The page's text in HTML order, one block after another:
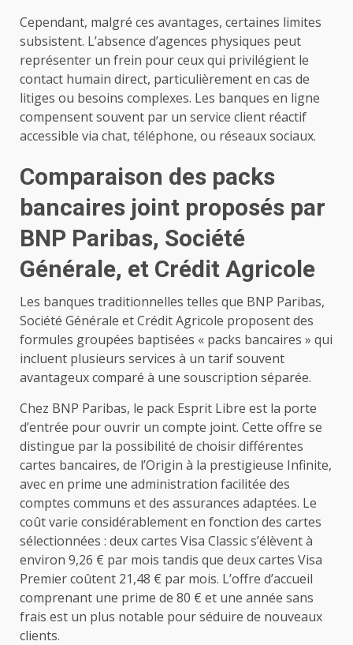
Cependant, malgré ces avantages, certaines limites
subsistent. L’absence d’agences physiques peut
représenter un frein pour ceux qui privilégient le
contact humain direct, particulièrement en cas de
litiges ou besoins complexes. Les banques en ligne
compensent souvent par un service client réactif
accessible via chat, téléphone, ou réseaux sociaux.
Comparaison des packs
bancaires joint proposés par
BNP Paribas, Société
Générale, et Crédit Agricole
Les banques traditionnelles telles que BNP Paribas,
Société Générale et Crédit Agricole proposent des
formules groupées baptisées « packs bancaires » qui
incluent plusieurs services à un tarif souvent
avantageux comparé à une souscription séparée.
Chez BNP Paribas, le pack Esprit Libre est la porte
d’entrée pour ouvrir un compte joint. Cette offre se
distingue par la possibilité de choisir différentes
cartes bancaires, de l’Origin à la prestigieuse Infinite,
avec en prime une administration facilitée des
comptes communs et des assurances adaptées. Le
coût varie considérablement en fonction des cartes
sélectionnées : deux cartes Visa Classic s’élèvent à
environ 9,26 € par mois tandis que deux cartes Visa
Premier coûtent 21,48 € par mois. L’offre d’accueil
comprenant une prime de 80 € et une année sans
frais est un plus notable pour séduire de nouveaux
clients.